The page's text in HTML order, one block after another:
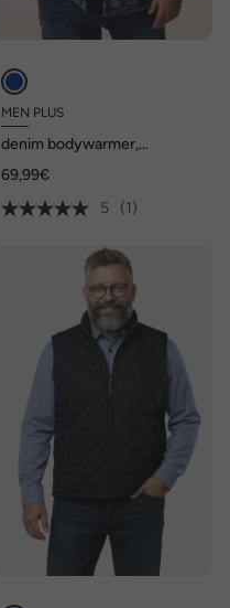
MEN PLUS
denim bodywarmer,
69,99€
5
(1)